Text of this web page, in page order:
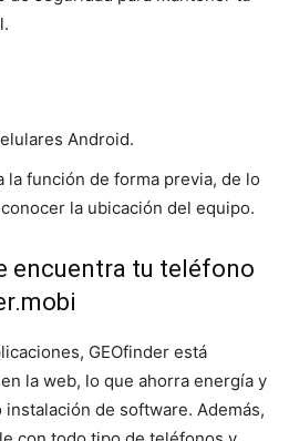
Android.
la función de forma previa, de lo
la ubicación del equipo.
encuentra tu teléfono
GEOfinder está
la web, lo que ahorra energía y
de software. Además,